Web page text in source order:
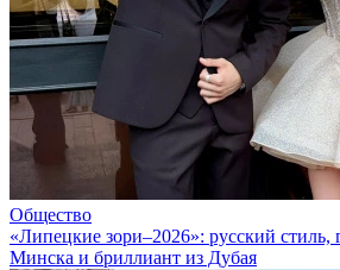
Общество
«Липецкие зори–2026»: русский стиль,
Минска и бриллиант из Дубая